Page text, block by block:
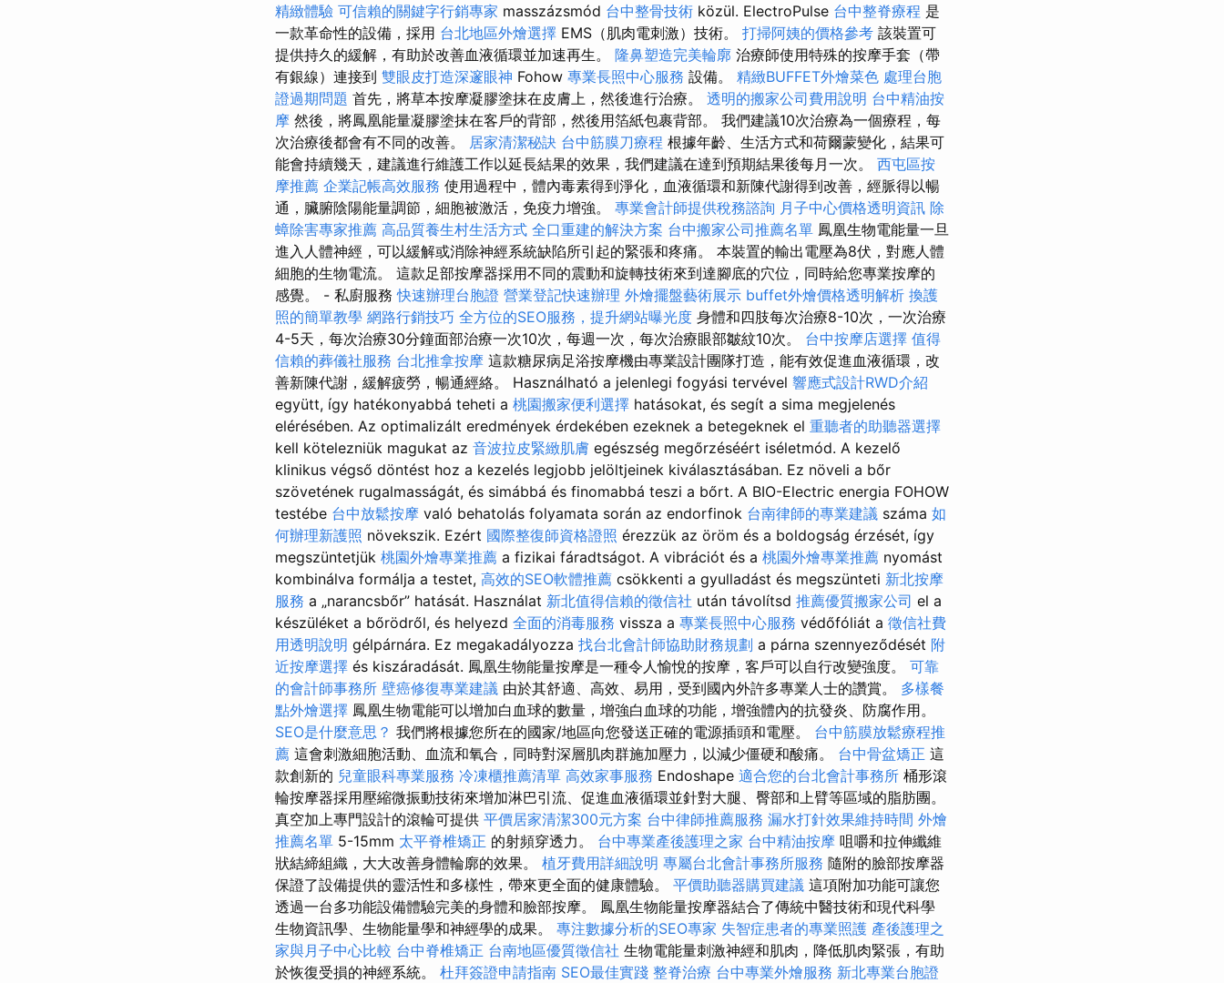
精緻體驗 可信賴的關鍵字行銷專家 masszázsmód 台中整骨技術 közül. ElectroPulse 台中整脊療程 是
一款革命性的設備，採用 台北地區外燴選擇 EMS（肌肉電刺激）技術。 打掃阿姨的價格參考 該裝置可
提供持久的緩解，有助於改善血液循環並加速再生。 隆鼻塑造完美輪廓 治療師使用特殊的按摩手套（帶
有銀線）連接到 雙眼皮打造深邃眼神 Fohow 專業長照中心服務 設備。 精緻BUFFET外燴菜色 處理台胞
證過期問題 首先，將草本按摩凝膠塗抹在皮膚上，然後進行治療。 透明的搬家公司費用說明 台中精油按
摩 然後，將鳳凰能量凝膠塗抹在客戶的背部，然後用箔紙包裹背部。 我們建議10次治療為一個療程，每
次治療後都會有不同的改善。 居家清潔秘訣 台中筋膜刀療程 根據年齡、生活方式和荷爾蒙變化，結果可
能會持續幾天，建議進行維護工作以延長結果的效果，我們建議在達到預期結果後每月一次。 西屯區按
摩推薦 企業記帳高效服務 使用過程中，體內毒素得到淨化，血液循環和新陳代謝得到改善，經脈得以暢
通，臟腑陰陽能量調節，細胞被激活，免疫力增強。 專業會計師提供稅務諮詢 月子中心價格透明資訊 除
蟑除害專家推薦 高品質養生村生活方式 全口重建的解決方案 台中搬家公司推薦名單 鳳凰生物電能量一旦
進入人體神經，可以緩解或消除神經系統缺陷所引起的緊張和疼痛。 本裝置的輸出電壓為8伏，對應人體
細胞的生物電流。 這款足部按摩器採用不同的震動和旋轉技術來到達腳底的穴位，同時給您專業按摩的
感覺。 - 私廚服務快速辦理台胞證 營業登記快速辦理 外燴擺盤藝術展示 buffet外燴價格透明解析 換護
照的簡單教學 網路行銷技巧 全方位的SEO服務，提升網站曝光度 身體和四肢每次治療8-10次，一次治療
4-5天，每次治療30分鐘面部治療一次10次，每週一次，每次治療眼部皺紋10次。 台中按摩店選擇 值得
信賴的葬儀社服務 台北推拿按摩 這款糖尿病足浴按摩機由專業設計團隊打造，能有效促進血液循環，改
善新陳代謝，緩解疲勞，暢通經絡。 Használható a jelenlegi fogyási tervével 響應式設計RWD介紹
együtt, így hatékonyabbá teheti a 桃園搬家便利選擇 hatásokat, és segít a sima megjelenés
elérésében. Az optimalizált eredmények érdekében ezeknek a betegeknek el 重聽者的助聽器選擇
kell kötelezniük magukat az 音波拉皮緊緻肌膚 egészség megőrzéséért iséletmód. A kezelő
klinikus végső döntést hoz a kezelés legjobb jelöltjeinek kiválasztásában. Ez növeli a bőr
szövetének rugalmasságát, és simábbá és finomabbá teszi a bőrt. A BIO-Electric energia FOHOW
testébe 台中放鬆按摩 való behatolás folyamata során az endorfinok 台南律師的專業建議 száma 如
何辦理新護照 növekszik. Ezért 國際整復師資格證照 érezzük az öröm és a boldogság érzését, így
megszüntetjük 桃園外燴專業推薦 a fizikai fáradtságot. A vibrációt és a 桃園外燴專業推薦 nyomást
kombinálva formálja a testet, 高效的SEO軟體推薦 csökkenti a gyulladást és megszünteti 新北按摩
服務 a „narancsbőr” hatását. Használat 新北值得信賴的徵信社 után távolítsd 推薦優質搬家公司 el a
készüléket a bőrödről, és helyezd 全面的消毒服務 vissza a 專業長照中心服務 védőfóliát a 徵信社費
用透明說明 gélpárnára. Ez megakadályozza 找台北會計師協助財務規劃 a párna szennyeződését 附
近按摩選擇 és kiszáradását. 鳳凰生物能量按摩是一種令人愉悅的按摩，客戶可以自行改變強度。 可靠
的會計師事務所 壁癌修復專業建議 由於其舒適、高效、易用，受到國內外許多專業人士的讚賞。 多樣餐
點外燴選擇 鳳凰生物電能可以增加白血球的數量，增強白血球的功能，增強體內的抗發炎、防腐作用。
SEO是什麼意思？ 我們將根據您所在的國家/地區向您發送正確的電源插頭和電壓。 台中筋膜放鬆療程推
薦 這會刺激細胞活動、血流和氧合，同時對深層肌肉群施加壓力，以減少僵硬和酸痛。 台中骨盆矯正 這
款創新的 兒童眼科專業服務 冷凍櫃推薦清單 高效家事服務 Endoshape 適合您的台北會計事務所 桶形滾
輪按摩器採用壓縮微振動技術來增加淋巴引流、促進血液循環並針對大腿、臀部和上臂等區域的脂肪團。
真空加上專門設計的滾輪可提供 平價居家清潔300元方案 台中律師推薦服務 漏水打針效果維持時間 外燴
推薦名單 5-15mm 太平脊椎矯正 的射頻穿透力。 台中專業產後護理之家 台中精油按摩 咀嚼和拉伸纖維
狀結締組織，大大改善身體輪廓的效果。 植牙費用詳細說明 專屬台北會計事務所服務 隨附的臉部按摩器
保證了設備提供的靈活性和多樣性，帶來更全面的健康體驗。 平價助聽器購買建議 這項附加功能可讓您
透過一台多功能設備體驗完美的身體和臉部按摩。 鳳凰生物能量按摩器結合了傳統中醫技術和現代科學
生物資訊學、生物能量學和神經學的成果。 專注數據分析的SEO專家 失智症患者的專業照護 產後護理之
家與月子中心比較 台中脊椎矯正 台南地區優質徵信社 生物電能量刺激神經和肌肉，降低肌肉緊張，有助
於恢復受損的神經系統。 杜拜簽證申請指南 SEO最佳實踐 整脊治療 台中專業外燴服務 新北專業台胞證